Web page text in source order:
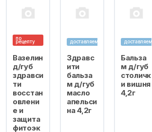
по
рецепту
Вазелин
д/губ
здравси
ти
восстан
овлени
е и
защита
фитоэк
доставляем
Здравс
ити
бальза
м д/губ
масло
апельси
на 4,2г
доставляем
Бальза
м д/губ
столичк
и вишня
4,2г